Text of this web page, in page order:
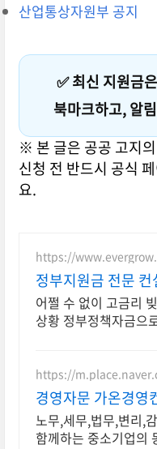
산업통상자원부 공지
✅ 최신 지원금
북마크하고, 알
※ 본 글은 공공 고지
신청 전 반드시 공식
요.
https://
정부지원금 전문
정책자금 지금 신청
어쩔 수 없이 고금리
상황 정부정책자금으
https://
경영자문 가온경영
노무,세무,법무,변리,
함께하는 중소기업의